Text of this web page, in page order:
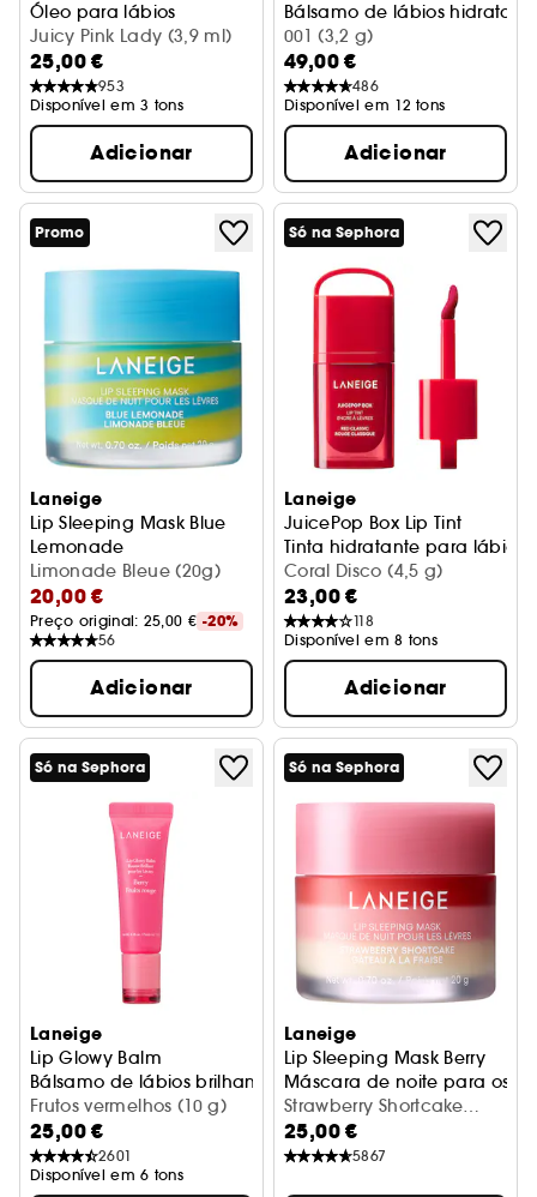
Óleo para lábios
Juicy Pink Lady (3,9 ml)
25,00 €
953
Disponível em 3 tons
Adicionar
Bálsamo de lábios
001 (3,2 g)
49,00 €
486
Disponível em 12 tons
Adicionar
Promo
Laneige
Lip Sleeping Mask Blue
Lemonade
Máscara de noite para lábios Edição limitada
Limonade Bleue (20g)
20,00 €
Preço original: 25,00 € -20%
56
Adicionar
Só na Sephora
Laneige
JuicePop Box Lip Tint
Tinta hidratante para lábios
Coral Disco (4,5 g)
23,00 €
118
Disponível em 8 tons
Adicionar
Só na Sephora
Laneige
Lip Glowy Balm
Bálsamo de lábios brilhante
Frutos vermelhos (10 g)
25,00 €
2601
Disponível em 6 tons
Só na Sephora
Laneige
Lip Sleeping Mask Berry
Máscara de noite para os
Strawberry Shortcake
(20g)
25,00 €
5867